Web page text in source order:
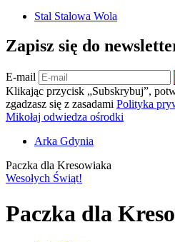
Stal Stalowa Wola
Zapisz się do
E-mail
Klikając przycisk „Subskrybuj”,
zgadzasz się z zasadami Polityka
Mikołaj odwiedza ośrodki
Arka Gdynia
Paczka dla Kresowiaka
Wesołych Świąt!
Paczka dla